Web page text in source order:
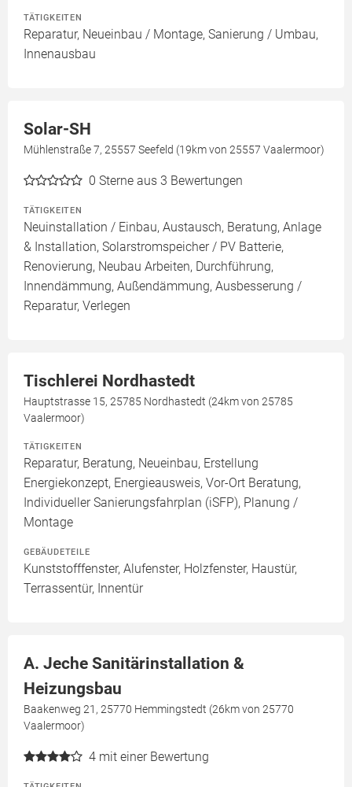
TÄTIGKEITEN
Reparatur, Neueinbau / Montage, Sanierung / Umbau,
Innenausbau
Solar-SH
Mühlenstraße 7, 25557 Seefeld (19km von 25557 Vaalermoor)
0 Sterne aus 3 Bewertungen
TÄTIGKEITEN
Neuinstallation / Einbau, Austausch, Beratung, Anlage
& Installation, Solarstromspeicher / PV Batterie,
Renovierung, Neubau Arbeiten, Durchführung,
Innendämmung, Außendämmung, Ausbesserung /
Reparatur, Verlegen
Tischlerei Nordhastedt
Hauptstrasse 15, 25785 Nordhastedt (24km von 25785
Vaalermoor)
TÄTIGKEITEN
Reparatur, Beratung, Neueinbau, Erstellung
Energiekonzept, Energieausweis, Vor-Ort Beratung,
Individueller Sanierungsfahrplan (iSFP), Planung /
Montage
GEBÄUDETEILE
Kunststofffenster, Alufenster, Holzfenster, Haustür,
Terrassentür, Innentür
A. Jeche Sanitärinstallation &
Heizungsbau
Baakenweg 21, 25770 Hemmingstedt (26km von 25770
Vaalermoor)
4 mit einer Bewertung